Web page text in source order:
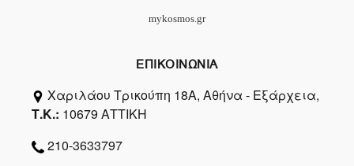
mykosmos.gr
ΕΠΙΚΟΙΝΩΝΙΑ
Χαριλάου Τρικούπη 18Α, Αθήνα - Εξάρχεια,
Τ.Κ.: 10679 ΑΤΤΙΚΗ
210-3633797